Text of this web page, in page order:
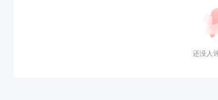
还没人